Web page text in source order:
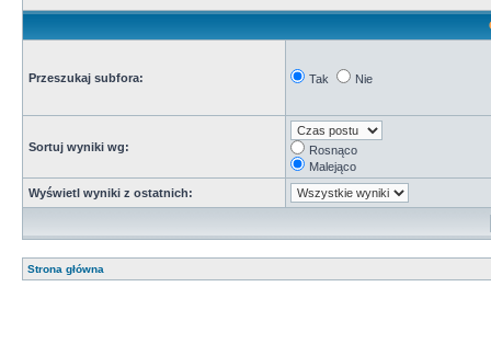
Przeszukaj subfora: Tak Nie
Sortuj wyniki wg:
Rosnąco
Malejąco
Wyświetl wyniki z ostatnich:
Strona główna